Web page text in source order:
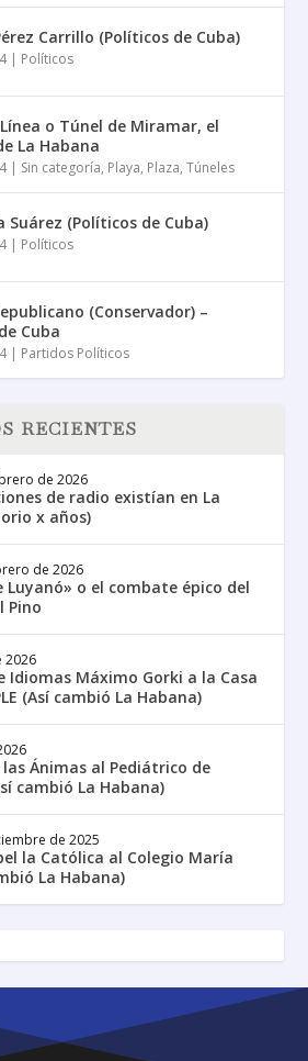
Carrillo (Políticos de Cuba)
| Políticos
o Túnel de Miramar, el
La Habana
| Sin categoría, Playa, Plaza,Túneles
Suárez (Políticos de Cuba)
| Políticos
(Conservador) –
Cuba
| Partidos Políticos
RECIENTES
de 2026
de radio existían en La
x años)
de 2026
Luyanó» o el combate épico del
Pino
2026
Idiomas Máximo Gorki a la Casa
(Así cambió La Habana)
Ánimas al Pediátrico de
cambió La Habana)
de 2025
la Católica al Colegio María
La Habana)